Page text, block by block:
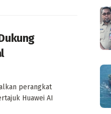
perangkat
Huawei AI